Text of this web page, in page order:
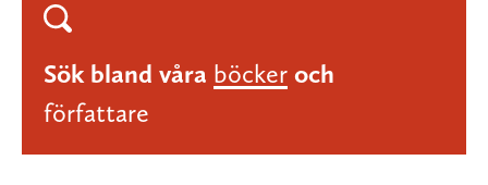
Sök bland våra böcker och
författare